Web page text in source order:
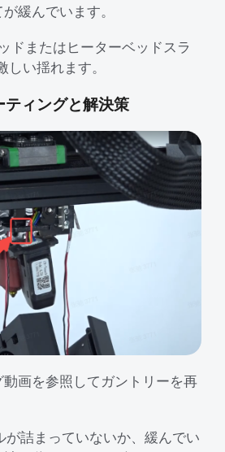
緩んでいます。
ドまたはヒーターベッドスラ
い揺れます。
ィングと解決策
画を参照してガントリーを再
が詰まっていないか、緩んでい